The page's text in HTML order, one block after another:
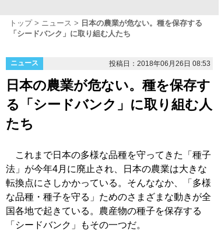
トップ ニュース
日本の農業が危ない。種を保存する
「シードバンク」に取り組む人たち
ニュース 投稿日：2018年06月26日 08:53
日本の農業が危ない。種を保存す
る「シードバンク」に取り組む人
たち
これまで日本の多様な品種を守ってきた「種子
法」が今年4月に廃止され、日本の農業は大きな
転換点にさしかかっている。そんななか、「多様
な品種・種子を守る」ためのさまざまな動きが全
国各地で起きている。農産物の種子を保存する
「シードバンク」もその一つだ。